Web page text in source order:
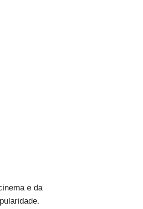
e da